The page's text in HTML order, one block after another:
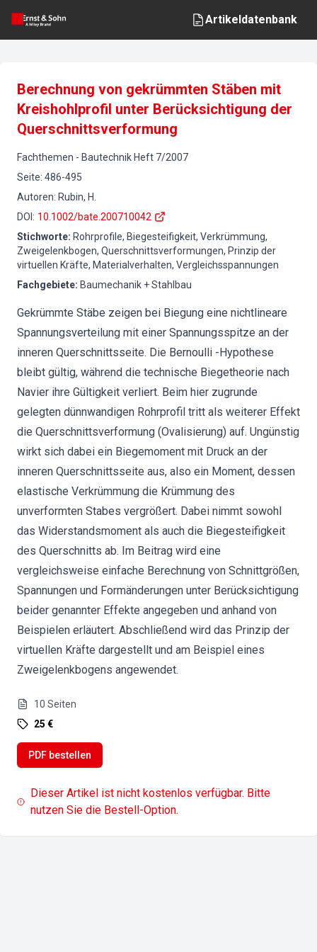
Artikeldatenbank
Berechnung von gekrümmten Stäben mit
Kreishohlprofil unter Berücksichtigung der
Querschnittsverformung
Fachthemen - Bautechnik Heft 7/2007
Seite: 486-495
Autoren: Rubin, H.
DOI : 10.1002/bate.200710042
Stichworte: Rohrprofile, Biegesteifigkeit, Verkrümmung,
Zweigelenkbogen, Querschnittsverformungen, Prinzip der
virtuellen Kräfte, Materialverhalten, Vergleichsspannungen
Fachgebiete: Baumechanik + Stahlbau
Gekrümmte Stäbe zeigen bei Biegung eine nichtlineare
Spannungsverteilung mit einer Spannungsspitze an der
inneren Querschnittsseite. Die Bernoulli -Hypothese
bleibt gültig, während die technische Biegetheorie nach
Navier ihre Gültigkeit verliert. Beim hier zugrunde
gelegten dünnwandigen Rohrprofil tritt als weiterer Effekt
die Querschnittsverformung (Ovalisierung) auf. Ungünstig
wirkt sich dabei ein Biegemoment mit Druck an der
inneren Querschnittsseite aus, also ein Moment, dessen
elastische Verkrümmung die Krümmung des
unverformten Stabes vergrößert. Dabei nimmt sowohl
das Widerstandsmoment als auch die Biegesteifigkeit
des Querschnitts ab. Im Beitrag wird eine
vergleichsweise einfache Berechnung von Schnittgrößen,
Spannungen und Formänderungen unter Berücksichtigung
beider genannter Effekte angegeben und anhand von
Beispielen erläutert. Abschließend wird das Prinzip der
virtuellen Kräfte dargestellt und am Beispiel eines
Zweigelenkbogens angewendet.
10 Seiten
25 €
PDF bestellen
Dieser Artikel ist nicht kostenlos verfügbar. Bitte
nutzen Sie die Bestell-Option.